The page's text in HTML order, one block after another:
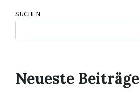
SUCHEN
Neueste Beiträge